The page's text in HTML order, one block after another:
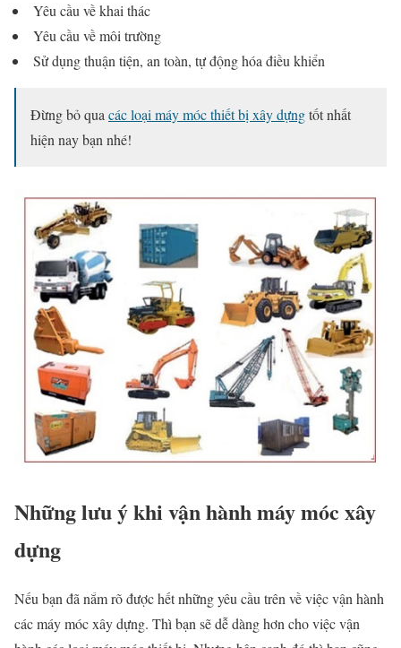
Yêu cầu về khai thác
Yêu cầu về môi trường
Sử dụng thuận tiện, an toàn, tự động hóa điều khiển
Đừng bỏ quacác loại máy móc thiết bị xây dựngtốt nhất
hiện nay bạn nhé!
Những lưu ý khi vận hành máy móc xây
dựng
Nếu bạn đã nắm rõ được hết những yêu cầu trên về việc vận hành
các máy móc xây dựng. Thì bạn sẽ dễ dàng hơn cho việc vận